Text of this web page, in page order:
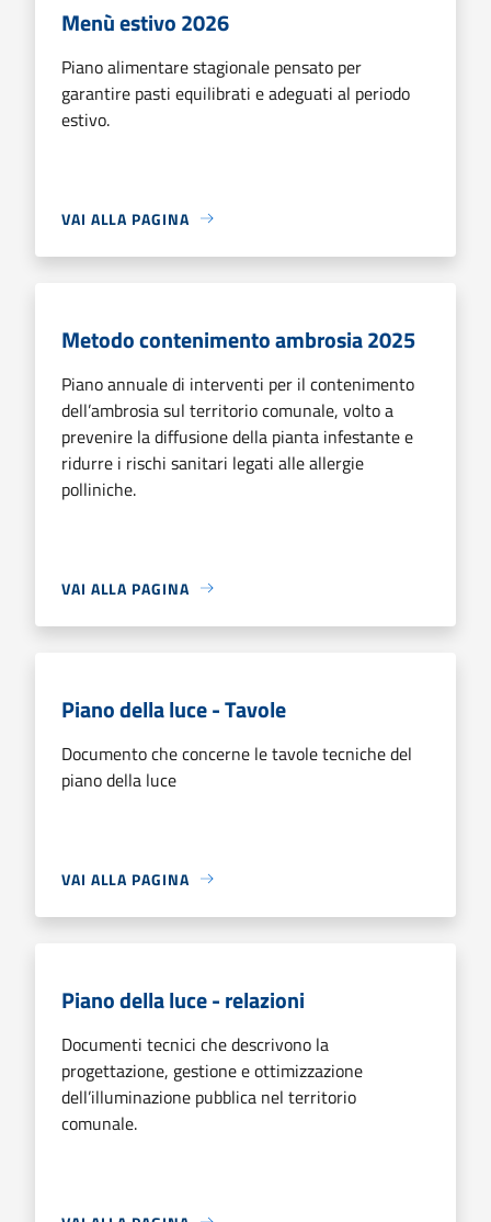
Menù estivo 2026
Piano alimentare stagionale pensato per
garantire pasti equilibrati e adeguati al periodo
estivo.
VAI ALLA PAGINA
Metodo contenimento ambrosia 2025
Piano annuale di interventi per il contenimento
dell’ambrosia sul territorio comunale, volto a
prevenire la diffusione della pianta infestante e
ridurre i rischi sanitari legati alle allergie
polliniche.
VAI ALLA PAGINA
Piano della luce - Tavole
Documento che concerne le tavole tecniche del
piano della luce
VAI ALLA PAGINA
Piano della luce - relazioni
Documenti tecnici che descrivono la
progettazione, gestione e ottimizzazione
dell’illuminazione pubblica nel territorio
comunale.